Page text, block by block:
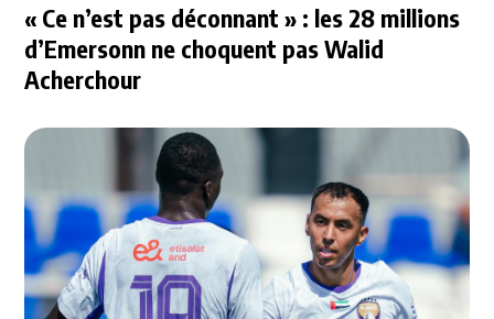
« Ce n’est pas déconnant » : les 28 millions
d’Emersonn ne choquent pas Walid
Acherchour